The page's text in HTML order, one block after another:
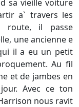
sa vieille voiture
a` travers les
route, il passe
une ancienne e
il a eu un petit
Au fil
et de jambes en
Avec ce ton
nous ravit